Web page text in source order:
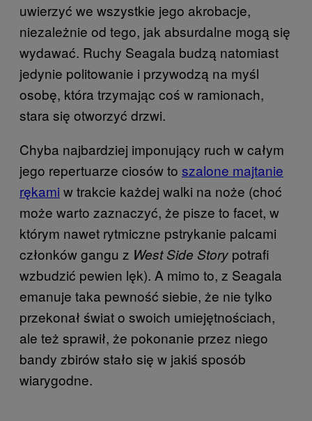
uwierzyć we wszystkie jego akrobacje,
niezależnie od tego, jak absurdalne mogą się
wydawać. Ruchy Seagala budzą natomiast
jedynie politowanie i przywodzą na myśl
osobę, która trzymając coś w ramionach,
stara się otworzyć drzwi.
Chyba najbardziej imponujący ruch w całym
jego repertuarze ciosów to szalone majtanie
rękami w trakcie każdej walki na noże (choć
może warto zaznaczyć, że pisze to facet, w
którym nawet rytmiczne pstrykanie palcami
członków gangu z West Side Story potrafi
wzbudzić pewien lęk). A mimo to, z Seagala
emanuje taka pewność siebie, że nie tylko
przekonał świat o swoich umiejętnościach,
ale też sprawił, że pokonanie przez niego
bandy zbirów stało się w jakiś sposób
wiarygodne.